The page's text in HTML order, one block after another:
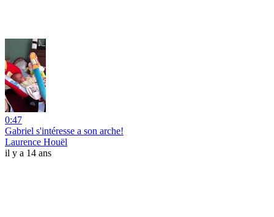
0:47
Gabriel s'intéresse a son arche!
Laurence Houël
il y a 14 ans